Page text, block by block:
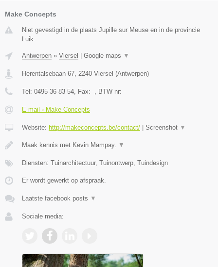
Make Concepts
Niet gevestigd in de plaats Jupille sur Meuse en in de provincie
Luik.
Antwerpen » Viersel | Google maps ▼
Herentalsebaan 67 2240 Viersel (Antwerpen)
Tel: 0495 36 83 54 , Fax: - , BTW-nr: -
E-mail › Make Concepts
Website: http://makeconcepts.be/contact/ | Screenshot ▼
Maak kennis met Kevin Mampay. ▼
Diensten: Tuinarchitectuur, Tuinontwerp, Tuindesign
Er wordt gewerkt op afspraak.
Laatste facebook posts ▼
Sociale media: